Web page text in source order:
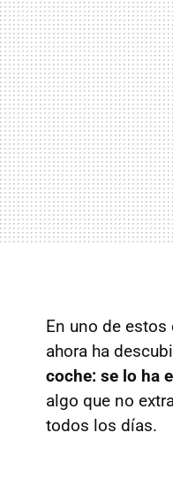
En uno de
ahora ha
coche: se lo ha
algo que no
todos los días.